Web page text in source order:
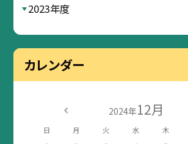
2023年度
カレンダー
2024年12月
日 月 火 水 木